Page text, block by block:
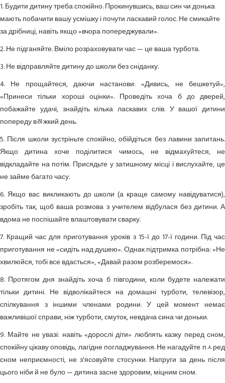
1. Будити дитину треба спокійно. Прокинувшись, ваш син чи донька
мають побачити вашу усмішку і почути ласкавий голос. Не смикайте
за дрібниці, навіть якщо «вчора попереджували».
2. Не підганяйте. Вміло розраховувати час — це ваша турбота.
3. Не відправляйте дитину до школи без сніданку.
4. Не прощайтеся, даючи настанови: «Дивись, не бешкетуй»,
«Принеси тільки хороші оцінки». Проведіть хоча б до дверей,
побажайте удачі, знайдіть кілька ласкавих слів. У вашої дитини
попереду вﾰжкий день.
5. Після школи зустріньте спокійно, обійдіться без лавини запитань.
Якщо дитина хоче поділитися чимось, не відмахуйтеся, не
відкладайте на потім. Присядьте у затишному місці і вислухайте, це
не займе багато часу.
6. Якщо вас викликають до школи (а краще самому навідуватися),
зробіть так, щоб ваша розмова з учителем відбулася без дитини. А
вдома не поспішайте влаштовувати сварку.
7. Кращий час для приготування уроків з 15-ї до 17-ї години. Під час
приготування не «сидіть над душею». Однак підтримка потрібна: «Не
хвилюйся, тобі все вдасться», «Давай разом розберемося».
8. Протягом дня знайдіть хоча б півгодини, коли будете належати
тільки дитині. Не відволікайтеся на домашні турботи, телевізор,
спілкування з іншими членами родини. У цей момент немає
важливішої справи, ніж турботи, смуток, невдача сина чи доньки.
9. Майте не увазі: навіть «дорослі діти» люблять казку перед сном,
спокійну цікаву оповідь, лагідне погладжування. Не нагадуйте пﾵред
сном неприємності, не з'ясовуйте стосунки. Напруги за день після
цього ніби й не було — дитина засне здоровим, міцним сном.